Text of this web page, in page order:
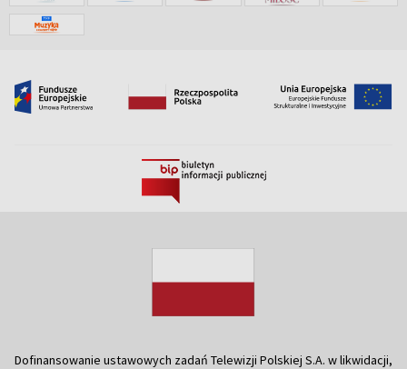
Dofinansowanie ustawowych zadań Telewizji Polskiej S.A. w likwidacji,